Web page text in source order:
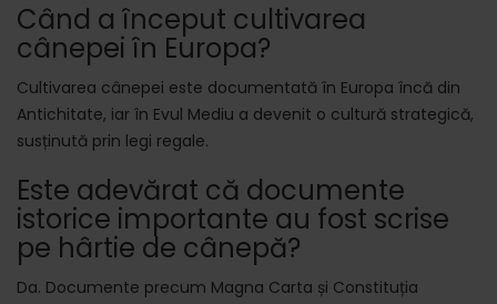
Când a început cultivarea
cânepei în Europa?
Cultivarea cânepei este documentată în Europa încă din
Antichitate, iar în Evul Mediu a devenit o cultură strategică,
susținută prin legi regale.
Este adevărat că documente
istorice importante au fost scrise
pe hârtie de cânepă?
Da. Documente precum Magna Carta și Constituția